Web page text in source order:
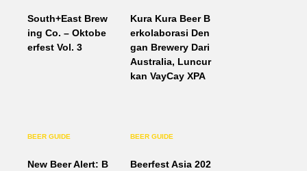
South+East Brew
ing Co. – Oktobe
erfest Vol. 3
Kura Kura Beer B
erkolaborasi Den
gan Brewery Dari
Australia, Luncur
kan VayCay XPA
BEER GUIDE
New Beer Alert: B
BEER GUIDE
Beerfest Asia 202